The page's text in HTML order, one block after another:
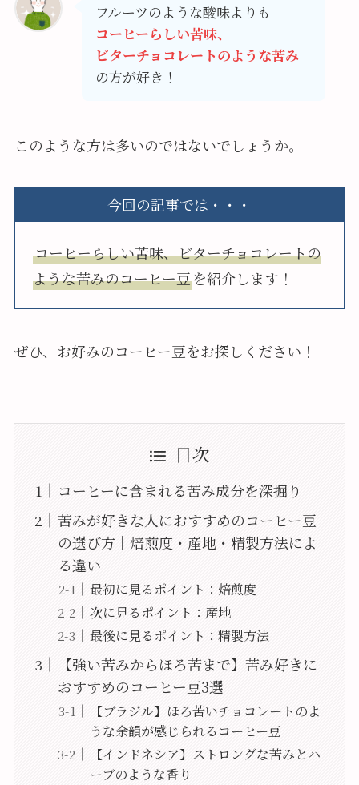
フルーツのような酸味よりも
コーヒーらしい苦味、
ビターチョコレートのような苦み
の方が好き！
このような方は多いのではないでしょうか。
今回の記事では・・・
コーヒーらしい苦味、ビターチョコレートの
ような苦みのコーヒー豆を紹介します！
ぜひ、お好みのコーヒー豆をお探しください！
目次
コーヒーに含まれる苦み成分を深掘り
苦みが好きな人におすすめのコーヒー豆
の選び方｜焙煎度・産地・精製方法によ
る違い
最初に見るポイント：焙煎度
次に見るポイント：産地
最後に見るポイント：精製方法
【強い苦みからほろ苦まで】苦み好きに
おすすめのコーヒー豆3選
【ブラジル】ほろ苦いチョコレートのよ
うな余韻が感じられるコーヒー豆
【インドネシア】ストロングな苦みとハ
ーブのような香り